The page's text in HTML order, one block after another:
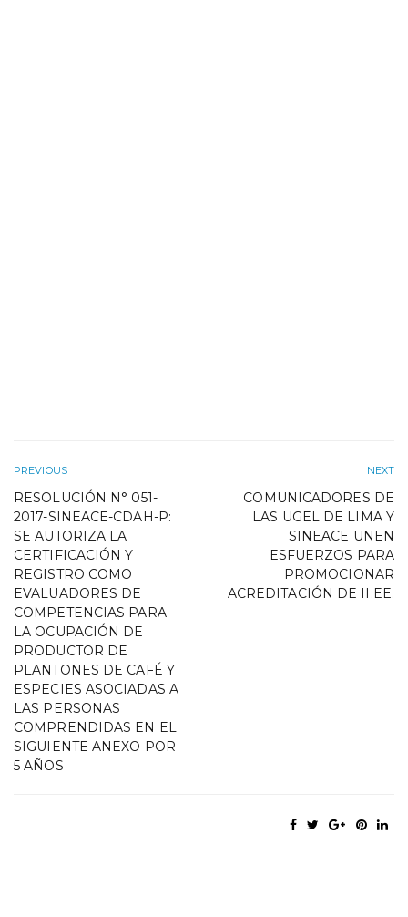
PREVIOUS
RESOLUCIÓN N° 051-
2017-SINEACE-CDAH-P:
SE AUTORIZA LA
CERTIFICACIÓN Y
REGISTRO COMO
EVALUADORES DE
COMPETENCIAS PARA
LA OCUPACIÓN DE
PRODUCTOR DE
PLANTONES DE CAFÉ Y
ESPECIES ASOCIADAS A
LAS PERSONAS
COMPRENDIDAS EN EL
SIGUIENTE ANEXO POR
5 AÑOS
NEXT
COMUNICADORES DE
LAS UGEL DE LIMA Y
SINEACE UNEN
ESFUERZOS PARA
PROMOCIONAR
ACREDITACIÓN DE II.EE.